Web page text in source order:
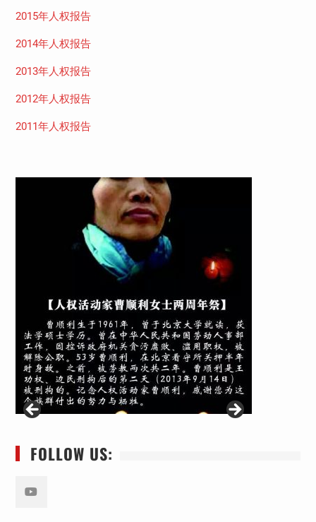
2015年人权报告
2014年人权报告
2013年人权报告
2012年人权报告
2011年人权报告
FOLLOW US: